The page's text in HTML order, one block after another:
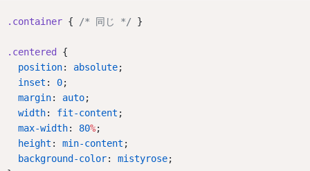
.container { /* 同じ */ }
.centered
{
position: absolute;
inset : 0;
margin: auto;
width: fit-content ;
max-width: 80%;
height : min-content ;
background-color: mistyrose;